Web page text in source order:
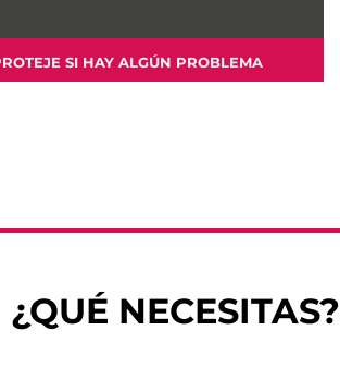
SI HAY ALGÚN PROBLEMA
¿QUÉ NECESITAS?